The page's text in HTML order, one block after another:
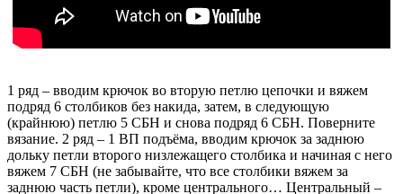
1 ряд – вводим крючок во вторую петлю цепочки и вяжем
подряд 6 столбиков без накида, затем, в следующую
(крайнюю) петлю 5 СБН и снова подряд 6 СБН. Поверните
вязание. 2 ряд – 1 ВП подъёма, вводим крючок за заднюю
дольку петли второго низлежащего столбика и начиная с него
вяжем 7 СБН (не забывайте, что все столбики вяжем за
заднюю часть петли), кроме центрального… Центральный –